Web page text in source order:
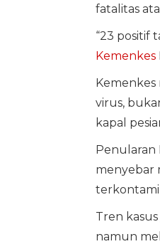
fatalitas
“23 positif
Kemenkes
Kemenkes
virus,
kapal
Penularan
menyebar
Tren
namun